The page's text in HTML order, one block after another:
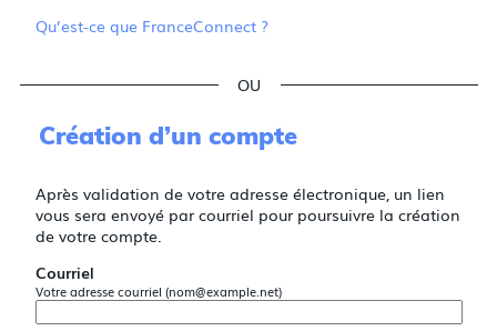
Qu’est-ce que FranceConnect ?
Création d’un compte
Après validation de votre adresse électronique, un lien
vous sera envoyé par courriel pour poursuivre la création
de votre compte.
Courriel
Votre adresse courriel (nom@example.net)